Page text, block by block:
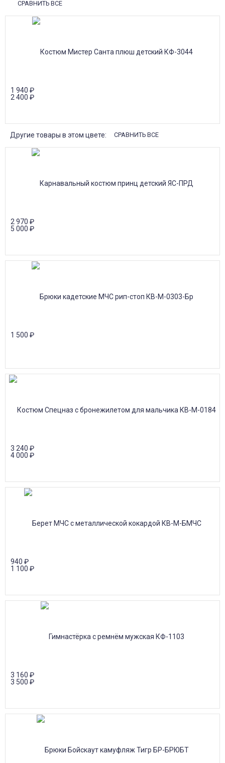
СРАВНИТЬ ВСЕ
1 940 ₽
2 400 ₽
Другие товары в этом цвете: СРАВНИТЬ ВСЕ
2 970 ₽
5 000 ₽
1 500 ₽
3 240 ₽
4 000 ₽
940 ₽
1 100 ₽
3 160 ₽
3 500 ₽